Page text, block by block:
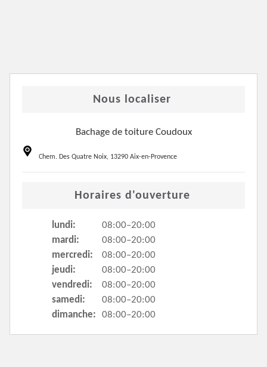
Nous localiser
Bachage de toiture Coudoux
Chem. Des Quatre Noix, 13290 Aix-en-Provence
Horaires d'ouverture
lundi:
08:00–20:00
mardi:
08:00–20:00
mercredi:
08:00–20:00
jeudi:
08:00–20:00
vendredi:
08:00–20:00
samedi:
08:00–20:00
dimanche:
08:00–20:00